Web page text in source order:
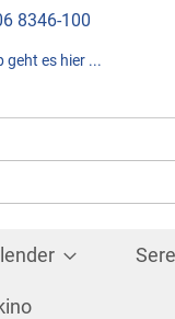
8346-100
geht es hier ...
Suche